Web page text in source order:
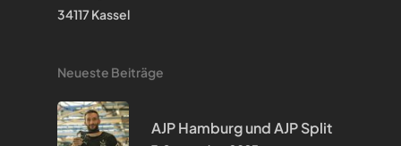
34117 Kassel
Neueste Beiträge
AJP Hamburg und AJP Split